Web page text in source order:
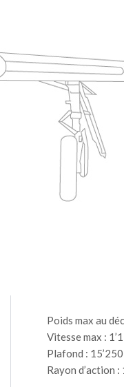
Poids max au
Vitesse max :
Plafond :
Rayon d’action :